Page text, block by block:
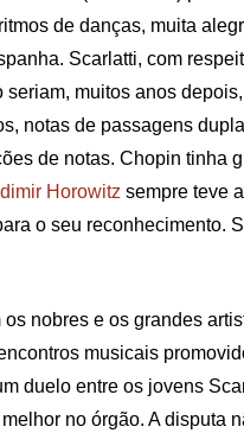
de danças, muita
Scarlatti, com
seriam, muitos anos
notas de passagens
de notas. Chopin tinha
Horowitz sempre teve
o seu reconhecimento.
nobres e os grandes
musicais
duelo entre os jovens
no órgão. A disputa